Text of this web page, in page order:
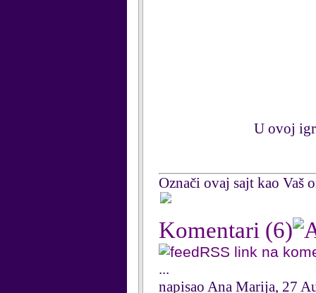
U ovoj
Označi ovaj sajt kao Vaš
Komentari (6)
RSS link na
...
napisao Ana Marija, 27